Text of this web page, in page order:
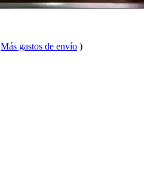
Más gastos de envío )